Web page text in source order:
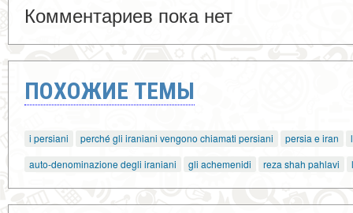
Комментариев пока нет
ПОХОЖИЕ ТЕМЫ
i persiani perché gli iraniani vengono chiamati persiani persia e iran
auto-denominazione degli iraniani
gli achemenidi reza shah pahlavi